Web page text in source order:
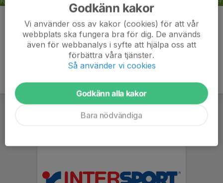
Kommentarer
Godkänn kakor
Vi använder oss av kakor (cookies) för att vår
webbplats ska fungera bra för dig. De används
även för webbanalys i syfte att hjälpa oss att
förbättra våra tjänster.
Så använder vi cookies
Godkänn alla kakor
Bara nödvändiga